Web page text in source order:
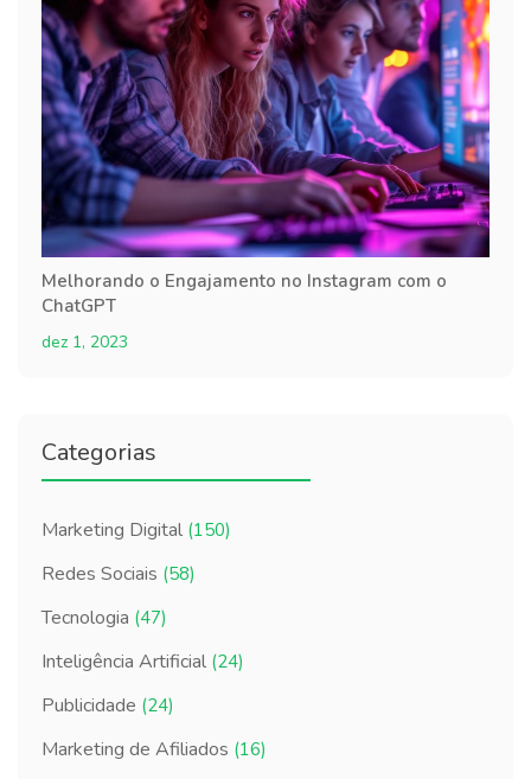
Melhorando o Engajamento no Instagram com o
ChatGPT
dez 1, 2023
Categorias
Marketing Digital (150)
Redes Sociais (58)
Tecnologia (47)
Inteligência Artificial (24)
Publicidade (24)
Marketing de Afiliados (16)